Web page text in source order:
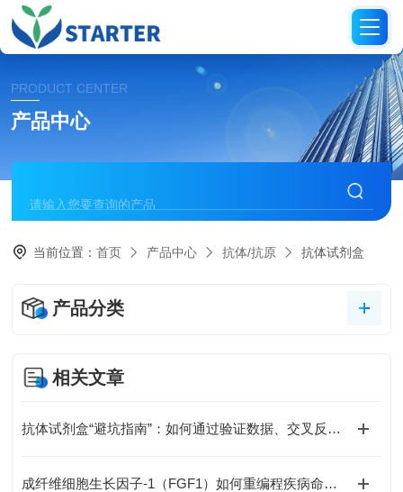
PRODUCT CENTER
产品中心
当前位置：首页 产品中心 抗体/抗原 抗体试剂盒
产品分类
相关文章
抗体试剂盒“避坑指南”：如何通过验证数据、交叉反应率、批次稳定性选对产品？
成纤维细胞生长因子-1（FGF1）如何重编程疾病命运与国自然研究新范式